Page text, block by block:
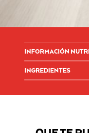
INFORMACIÓN
INGREDIENTES